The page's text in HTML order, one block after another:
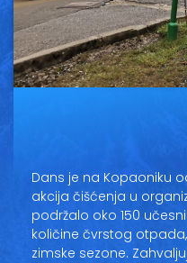
Dans je na Kopaoniku
akcija čišćenja u
podržalo oko 150
količine čvrstog
zimske sezone.